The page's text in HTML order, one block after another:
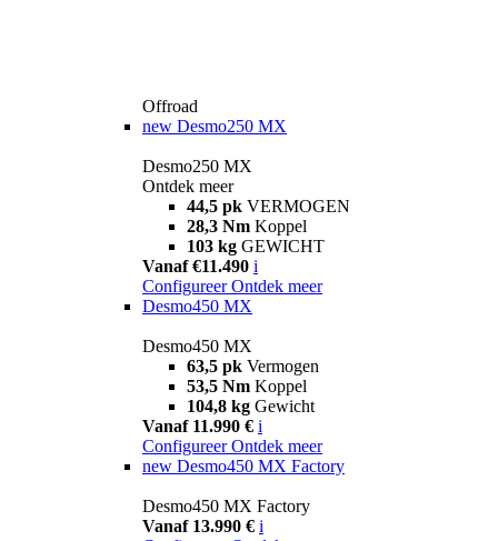
Offroad
new Desmo250 MX
Desmo250 MX
Ontdek meer
44,5 pk VERMOGEN
28,3 Nm Koppel
103 kg GEWICHT
Vanaf €11.490 i
Configureer Ontdek meer
Desmo450 MX
Desmo450 MX
63,5 pk Vermogen
53,5 Nm Koppel
104,8 kg Gewicht
Vanaf 11.990 € i
Configureer Ontdek meer
new Desmo450 MX Factory
Desmo450 MX Factory
Vanaf 13.990 € i